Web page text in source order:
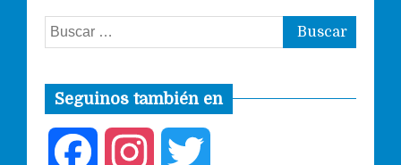
Buscar:
Seguinos también en